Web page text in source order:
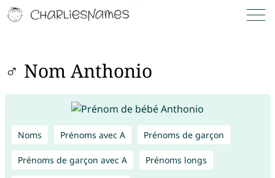
♂ Nom Anthonio
Noms Prénoms avec A Prénoms de garçon
Prénoms de garçon avec A Prénoms longs